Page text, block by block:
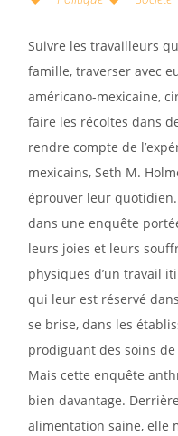
Suivre les travailleurs
famille, traverser avec
américano-mexicaine,
faire les récoltes dans
rendre compte de
mexicains, Seth M.
éprouver leur
dans une enquête
leurs joies et leurs
physiques d’un travail
qui leur est réservé
se brise, dans les
prodiguant des soins
Mais cette enquête
bien davantage.
alimentation saine, elle